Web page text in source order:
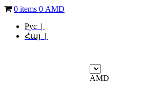
0 items 0 AMD
Рус |
Հայ |
AMD